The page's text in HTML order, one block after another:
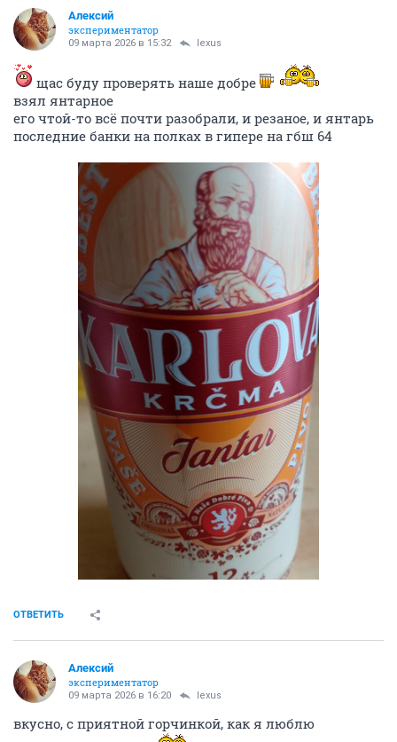
Алексий
экспериментатор
09 марта 2026 в 15:32 lexus
щас буду проверять наше добре
взял янтарное
его чтой-то всё почти разобрали, и резаное, и янтарь
последние банки на полках в гипере на гбш 64
ОТВЕТИТЬ
Алексий
экспериментатор
09 марта 2026 в 16:20 lexus
вкусно, с приятной горчинкой, как я люблю